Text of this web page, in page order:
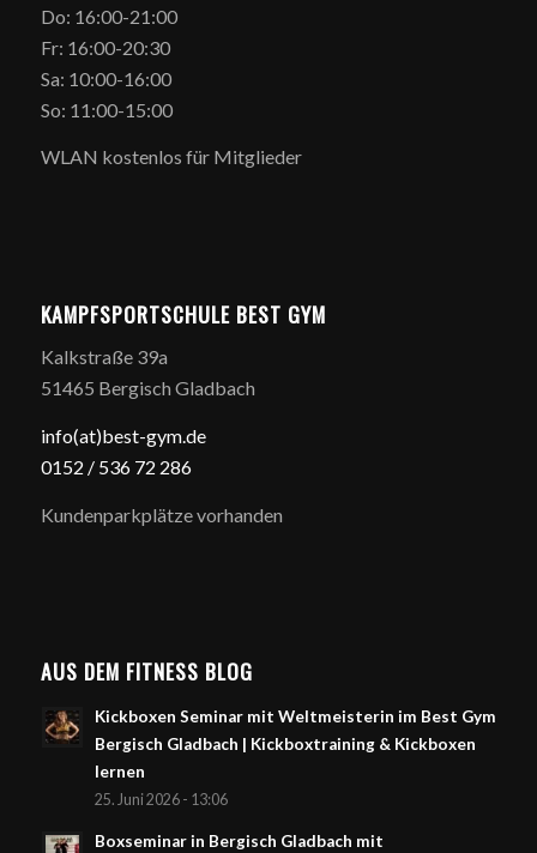
Do: 16:00-21:00
Fr: 16:00-20:30
Sa: 10:00-16:00
So: 11:00-15:00
WLAN kostenlos für Mitglieder
KAMPFSPORTSCHULE BEST GYM
Kalkstraße 39a
51465 Bergisch Gladbach
info(at)best-gym.de
0152 / 536 72 286
Kundenparkplätze vorhanden
AUS DEM FITNESS BLOG
Kickboxen Seminar mit Weltmeisterin im Best Gym
Bergisch Gladbach | Kickboxtraining & Kickboxen
lernen
25. Juni 2026 - 13:06
Boxseminar in Bergisch Gladbach mit